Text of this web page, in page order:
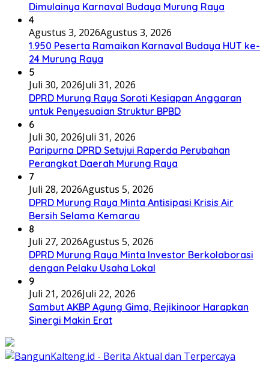
Dimulainya Karnaval Budaya Murung Raya
4
Agustus 3, 2026Agustus 3, 2026
1.950 Peserta Ramaikan Karnaval Budaya HUT ke-
24 Murung Raya
5
Juli 30, 2026Juli 31, 2026
DPRD Murung Raya Soroti Kesiapan Anggaran
untuk Penyesuaian Struktur BPBD
6
Juli 30, 2026Juli 31, 2026
Paripurna DPRD Setujui Raperda Perubahan
Perangkat Daerah Murung Raya
7
Juli 28, 2026Agustus 5, 2026
DPRD Murung Raya Minta Antisipasi Krisis Air
Bersih Selama Kemarau
8
Juli 27, 2026Agustus 5, 2026
DPRD Murung Raya Minta Investor Berkolaborasi
dengan Pelaku Usaha Lokal
9
Juli 21, 2026Juli 22, 2026
Sambut AKBP Agung Gima, Rejikinoor Harapkan
Sinergi Makin Erat